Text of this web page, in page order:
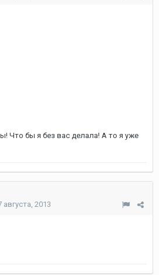
Что бы я без вас делала! А то я уже
августа, 2013